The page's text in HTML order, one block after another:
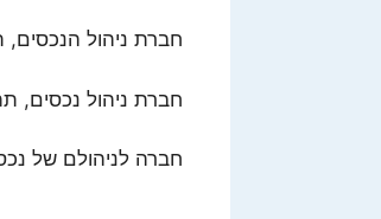
חברת ניהול הנכסים,
חברת ניהול נכסים,
חברה לניהולם של